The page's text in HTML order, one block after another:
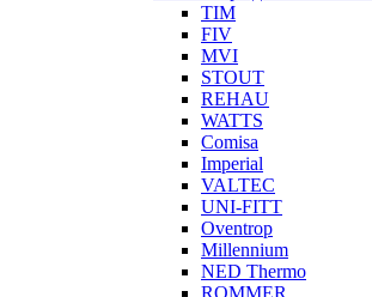
TIM
FIV
MVI
STOUT
REHAU
WATTS
Comisa
Imperial
VALTEC
UNI-FITT
Oventrop
Millennium
NED Thermo
ROMMER